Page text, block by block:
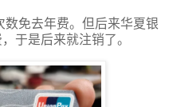
免去年费。但后来华夏银
于是后来就注销了。